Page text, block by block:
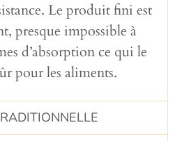
Le produit fini est
presque impossible à
d’absorption ce qui le
pour les aliments.